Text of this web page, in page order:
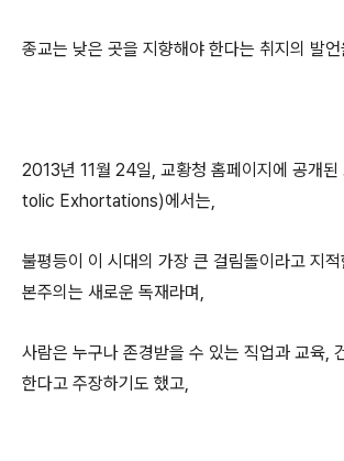
종교는 낮은 곳을 지향해야 한다는 취지의 발언
2013년 11월 24일, 교황청 홈페이지에 공개
tolic Exhortations)에서는,
불평등이 이 시대의 가장 큰 걸림돌이라고 지
본주의는 새로운 독재라며,
사람은 누구나 존경받을 수 있는 직업과 교육,
한다고 주장하기도 했고,